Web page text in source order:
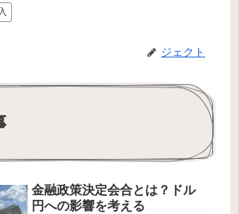
ジェクト
金融政策決定会合とは？ドル
円への影響を考える